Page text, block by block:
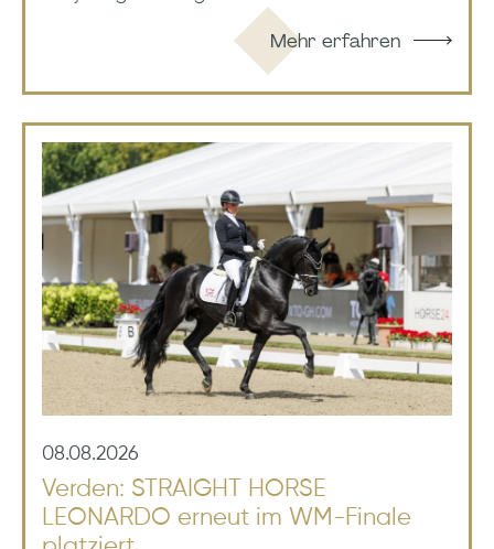
Mehr erfahren
08.08.2026
Verden: STRAIGHT HORSE
LEONARDO erneut im WM-Finale